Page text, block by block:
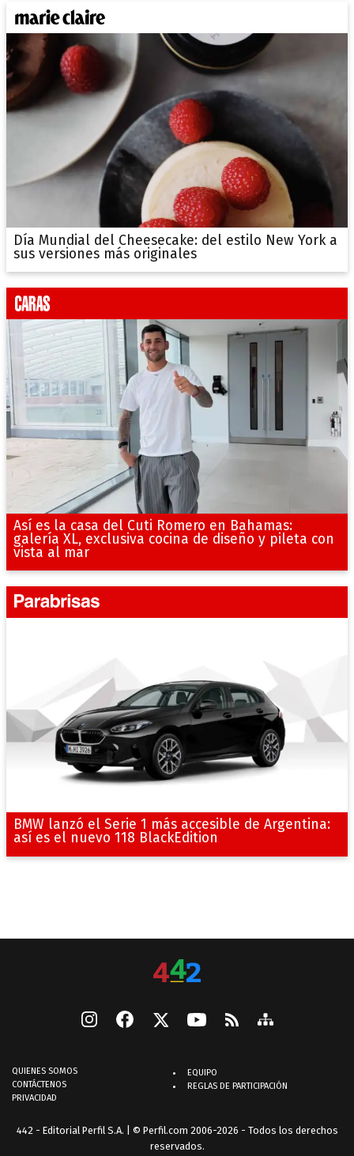
Día Mundial del Cheesecake: del estilo New York a
sus versiones más originales
Así es la casa del Cuti Romero en Bahamas:
galería XL, exclusiva cocina de diseño y pileta con
vista al mar
BMW lanzó el Serie 1 más accesible de Argentina:
así es el nuevo 118 BlackEdition
QUIENES SOMOS
CONTÁCTENOS
PRIVACIDAD
EQUIPO
REGLAS DE PARTICIPACIÓN
442 - Editorial Perfil S.A. | © Perfil.com 2006-2026 - Todos los derechos
reservados.